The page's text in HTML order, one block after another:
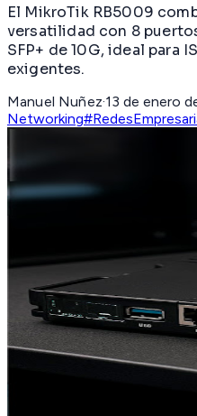
El MikroTik RB5009
versatilidad con 8
SFP+ de 10G, ideal para
exigentes.
Manuel Nuñez·13 de enero
Networking